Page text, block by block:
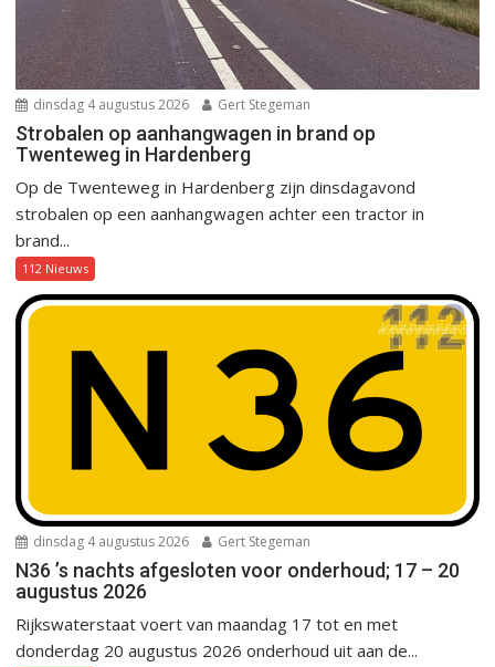
dinsdag 4 augustus 2026 Gert Stegeman
Strobalen op aanhangwagen in brand op
Twenteweg in Hardenberg
Op de Twenteweg in Hardenberg zijn dinsdagavond
strobalen op een aanhangwagen achter een tractor in
brand...
112 Nieuws
dinsdag 4 augustus 2026 Gert Stegeman
N36 ’s nachts afgesloten voor onderhoud; 17 – 20
augustus 2026
Rijkswaterstaat voert van maandag 17 tot en met
donderdag 20 augustus 2026 onderhoud uit aan de...